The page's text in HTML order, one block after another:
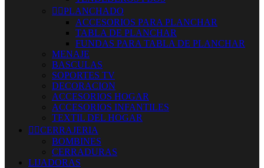
 PLANCHADO
ACCESORIOS PARA PLANCHAR
TABLA DE PLANCHAR
FUNDAS PARA TABLA DE PLANCHAR
MENAJE
BASCULAS
SOPORTES TV
DECORACION
ACCESORIOS HOGAR
ACCESORIOS INFANTILES
TEXTIL DEL HOGAR
 CERRAJERIA
BOMBINES
CERRADURAS
LIJADORAS